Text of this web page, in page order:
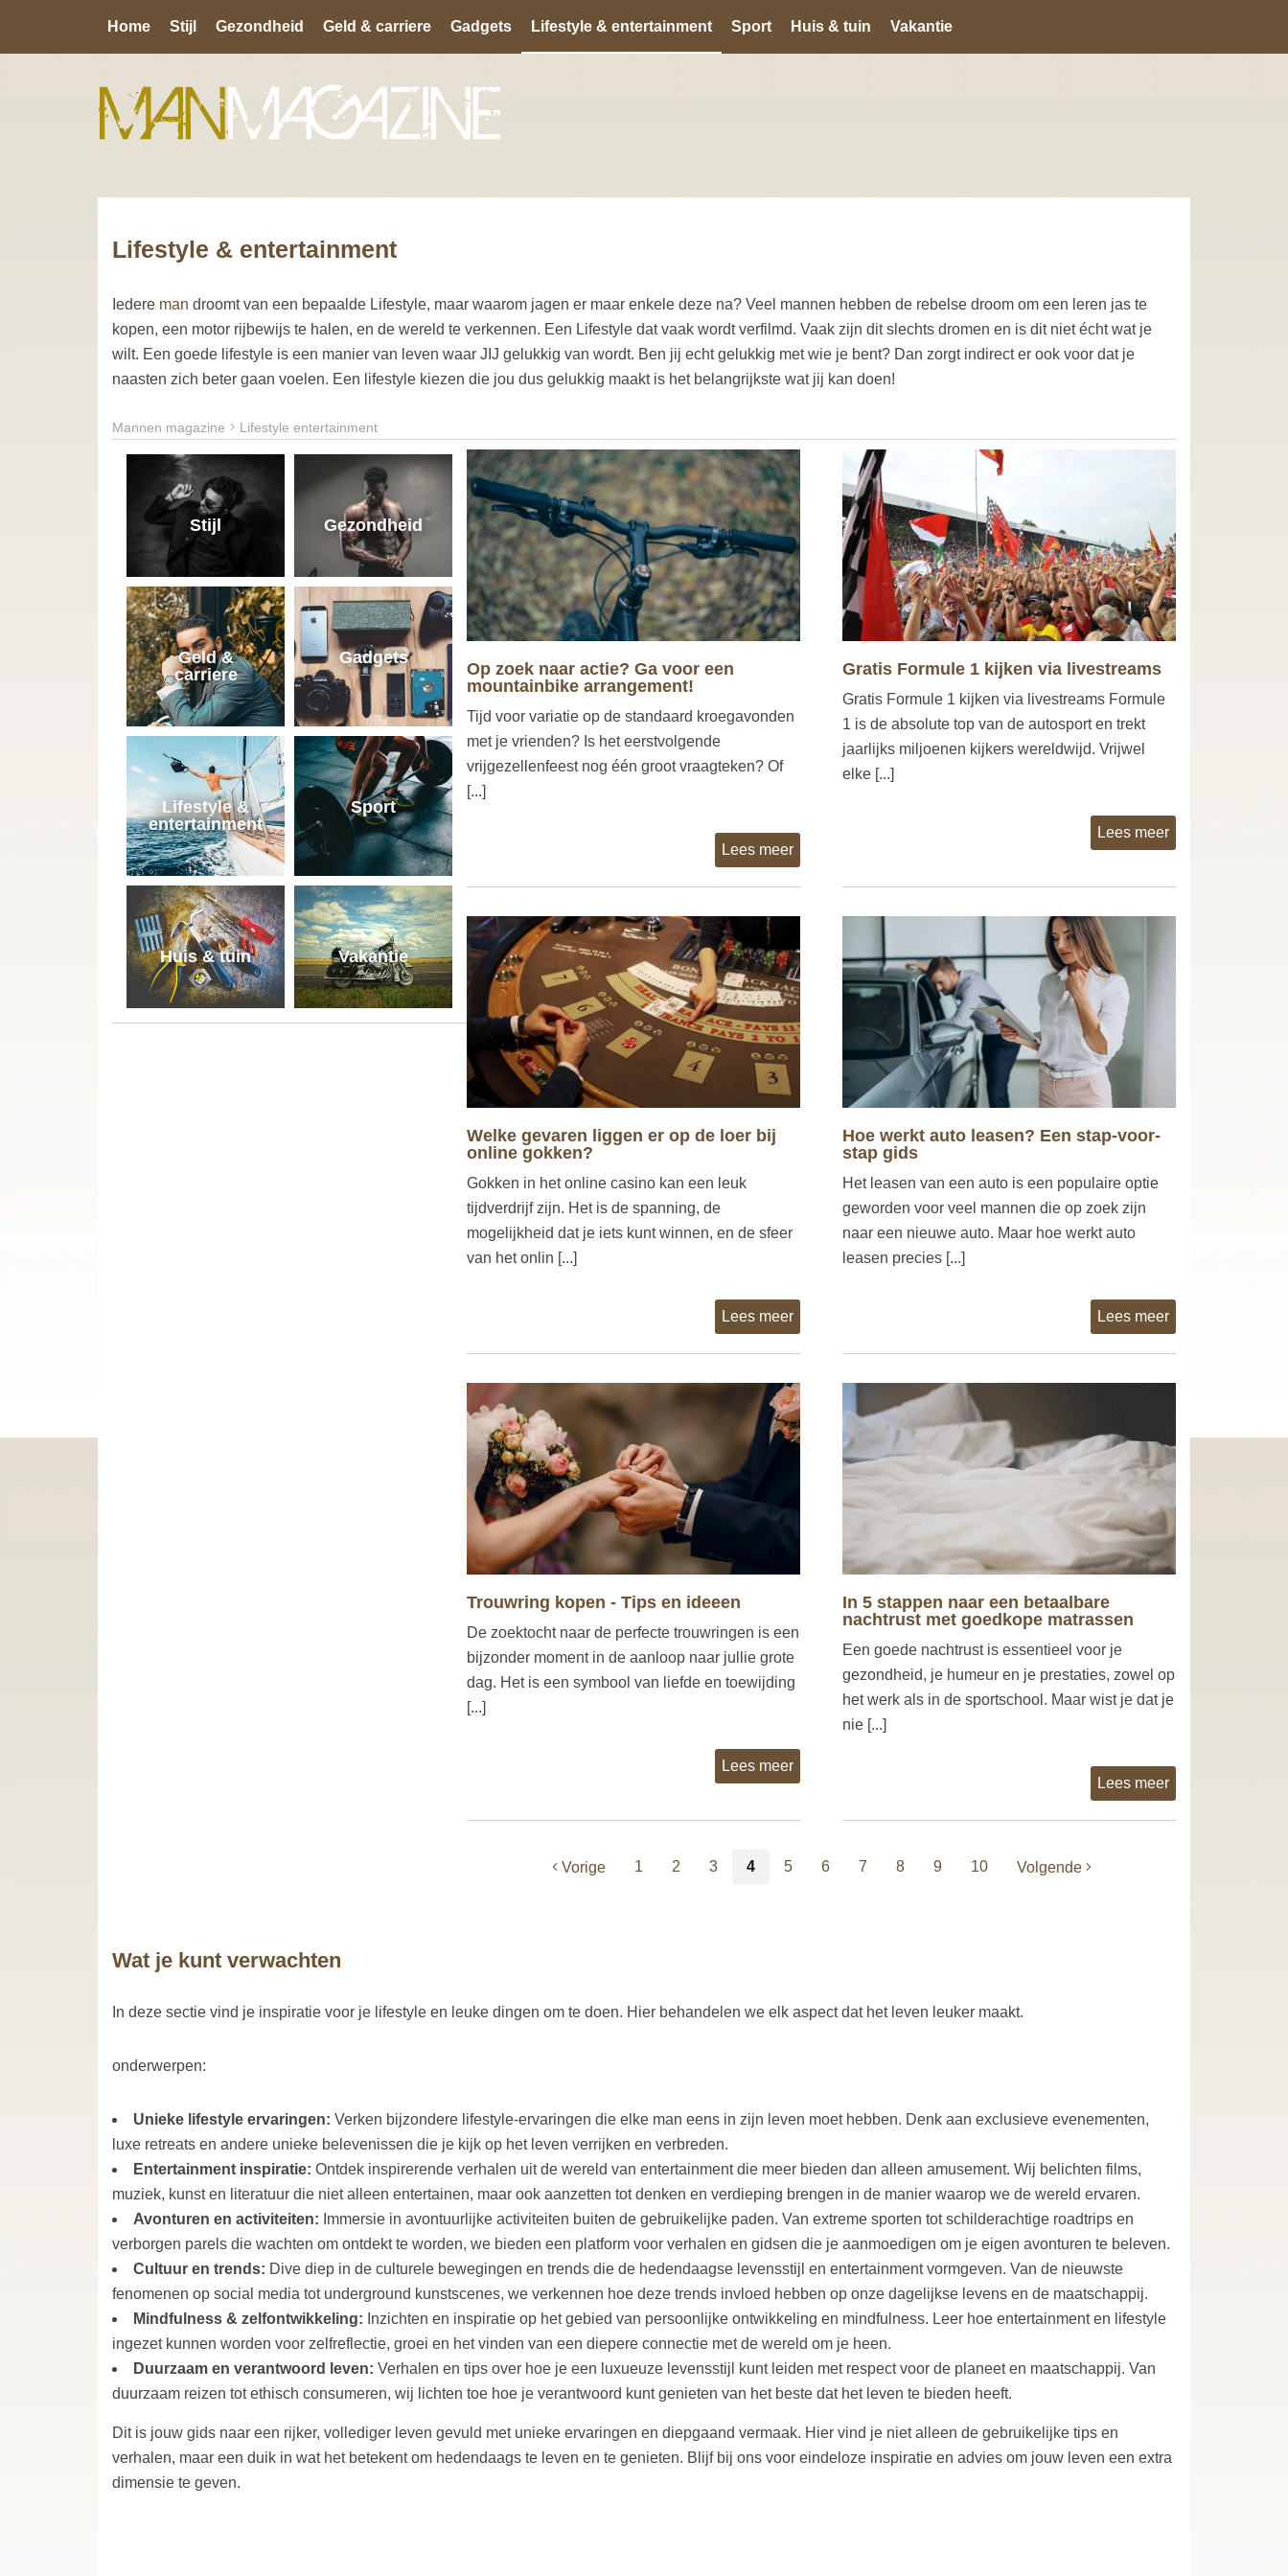
Home Stijl Gezondheid Geld & carriere Gadgets Lifestyle & entertainment Sport Huis & tuin Vakantie
Lifestyle & entertainment
Iedere man droomt van een bepaalde Lifestyle, maar waarom jagen er maar enkele deze na? Veel mannen hebben de rebelse droom om een leren jas te
kopen, een motor rijbewijs te halen, en de wereld te verkennen. Een Lifestyle dat vaak wordt verfilmd. Vaak zijn dit slechts dromen en is dit niet écht wat je
wilt. Een goede lifestyle is een manier van leven waar JIJ gelukkig van wordt. Ben jij echt gelukkig met wie je bent? Dan zorgt indirect er ook voor dat je
naasten zich beter gaan voelen. Een lifestyle kiezen die jou dus gelukkig maakt is het belangrijkste wat jij kan doen!
Mannen magazine Lifestyle entertainment
Stijl Gezondheid
Geld &
carriere
Gadgets
Lifestyle &
entertainment
Sport
Huis & tuin Vakantie
Op zoek naar actie? Ga voor een
mountainbike arrangement!
Tijd voor variatie op de standaard kroegavonden
met je vrienden? Is het eerstvolgende
vrijgezellenfeest nog één groot vraagteken? Of
[...]
Lees meer
Gratis Formule 1 kijken via livestreams
Gratis Formule 1 kijken via livestreams Formule
1 is de absolute top van de autosport en trekt
jaarlijks miljoenen kijkers wereldwijd. Vrijwel
elke [...]
Lees meer
Welke gevaren liggen er op de loer bij
online gokken?
Gokken in het online casino kan een leuk
tijdverdrijf zijn. Het is de spanning, de
mogelijkheid dat je iets kunt winnen, en de sfeer
van het onlin [...]
Lees meer
Hoe werkt auto leasen? Een stap-voor-
stap gids
Het leasen van een auto is een populaire optie
geworden voor veel mannen die op zoek zijn
naar een nieuwe auto. Maar hoe werkt auto
leasen precies [...]
Lees meer
Trouwring kopen - Tips en ideeen
De zoektocht naar de perfecte trouwringen is een
bijzonder moment in de aanloop naar jullie grote
dag. Het is een symbool van liefde en toewijding
[...]
Lees meer
In 5 stappen naar een betaalbare
nachtrust met goedkope matrassen
Een goede nachtrust is essentieel voor je
gezondheid, je humeur en je prestaties, zowel op
het werk als in de sportschool. Maar wist je dat je
nie [...]
Lees meer
Vorige 1 2 3 4 5 6 7 8 9 10 Volgende
Wat je kunt verwachten
In deze sectie vind je inspiratie voor je lifestyle en leuke dingen om te doen. Hier behandelen we elk aspect dat het leven leuker maakt.
onderwerpen:
Unieke lifestyle ervaringen: Verken bijzondere lifestyle-ervaringen die elke man eens in zijn leven moet hebben. Denk aan exclusieve evenementen,
luxe retreats en andere unieke belevenissen die je kijk op het leven verrijken en verbreden.
Entertainment inspiratie: Ontdek inspirerende verhalen uit de wereld van entertainment die meer bieden dan alleen amusement. Wij belichten films,
muziek, kunst en literatuur die niet alleen entertainen, maar ook aanzetten tot denken en verdieping brengen in de manier waarop we de wereld ervaren.
Avonturen en activiteiten: Immersie in avontuurlijke activiteiten buiten de gebruikelijke paden. Van extreme sporten tot schilderachtige roadtrips en
verborgen parels die wachten om ontdekt te worden, we bieden een platform voor verhalen en gidsen die je aanmoedigen om je eigen avonturen te beleven.
Cultuur en trends: Dive diep in de culturele bewegingen en trends die de hedendaagse levensstijl en entertainment vormgeven. Van de nieuwste
fenomenen op social media tot underground kunstscenes, we verkennen hoe deze trends invloed hebben op onze dagelijkse levens en de maatschappij.
Mindfulness & zelfontwikkeling: Inzichten en inspiratie op het gebied van persoonlijke ontwikkeling en mindfulness. Leer hoe entertainment en lifestyle
ingezet kunnen worden voor zelfreflectie, groei en het vinden van een diepere connectie met de wereld om je heen.
Duurzaam en verantwoord leven: Verhalen en tips over hoe je een luxueuze levensstijl kunt leiden met respect voor de planeet en maatschappij. Van
duurzaam reizen tot ethisch consumeren, wij lichten toe hoe je verantwoord kunt genieten van het beste dat het leven te bieden heeft.
Dit is jouw gids naar een rijker, vollediger leven gevuld met unieke ervaringen en diepgaand vermaak. Hier vind je niet alleen de gebruikelijke tips en
verhalen, maar een duik in wat het betekent om hedendaags te leven en te genieten. Blijf bij ons voor eindeloze inspiratie en advies om jouw leven een extra
dimensie te geven.